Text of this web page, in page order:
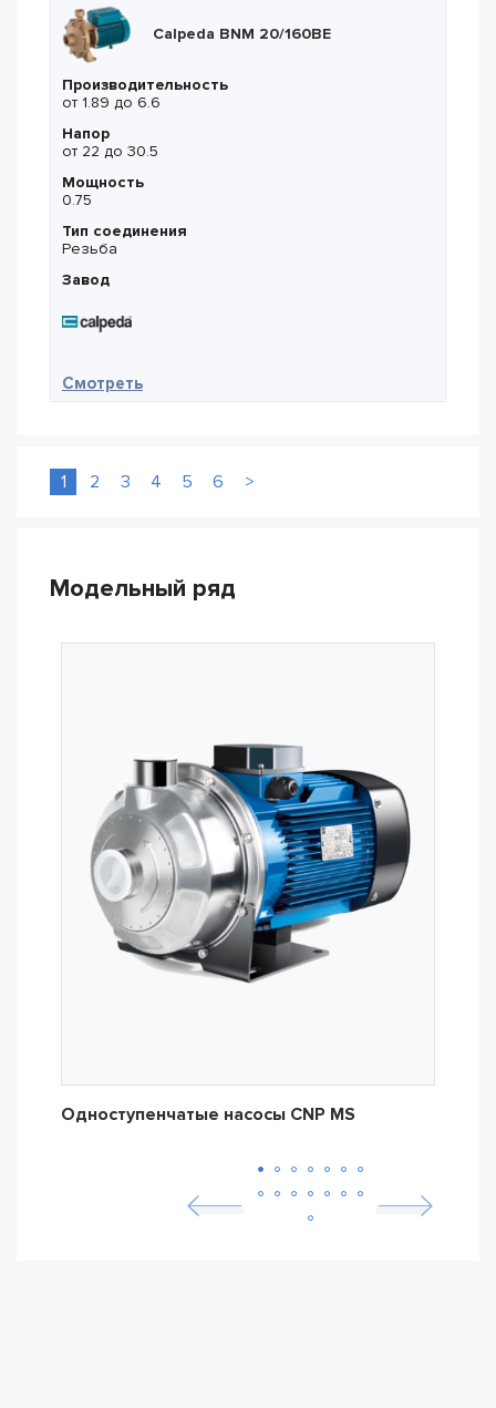
Calpeda BNM 20/160BE
Производительность
от 1.89 до 6.6
Напор
от 22 до 30.5
Мощность
0.75
Тип соединения
Резьба
Завод
Смотреть— Calpeda BNM 20/160BE
1 2 3 4 5 6 >
Модельный ряд
Одноступенчатые насосы CNP MS